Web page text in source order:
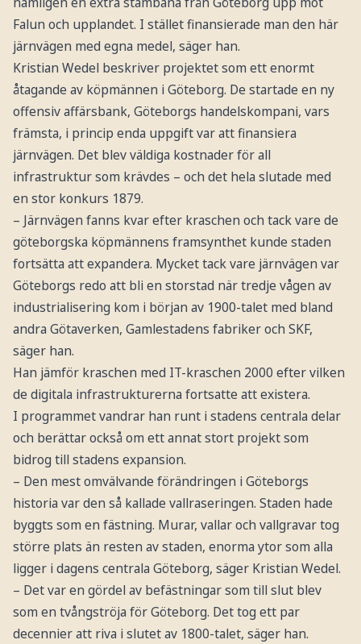
Falun och upplandet. I stället finansierade man den här
järnvägen med egna medel, säger han.
Kristian Wedel beskriver projektet som ett enormt
åtagande av köpmännen i Göteborg. De startade en ny
offensiv affärsbank, Göteborgs handelskompani, vars
främsta, i princip enda uppgift var att finansiera
järnvägen. Det blev väldiga kostnader för all
infrastruktur som krävdes – och det hela slutade med
en stor konkurs 1879.
– Järnvägen fanns kvar efter kraschen och tack vare de
göteborgska köpmännens framsynthet kunde staden
fortsätta att expandera. Mycket tack vare järnvägen var
Göteborgs redo att bli en storstad när tredje vågen av
industrialisering kom i början av 1900-talet med bland
andra Götaverken, Gamlestadens fabriker och SKF,
säger han.
Han jämför kraschen med IT-kraschen 2000 efter vilken
de digitala infrastrukturerna fortsatte att existera.
I programmet vandrar han runt i stadens centrala delar
och berättar också om ett annat stort projekt som
bidrog till stadens expansion.
– Den mest omvälvande förändringen i Göteborgs
historia var den så kallade vallraseringen. Staden hade
byggts som en fästning. Murar, vallar och vallgravar tog
större plats än resten av staden, enorma ytor som alla
ligger i dagens centrala Göteborg, säger Kristian Wedel.
– Det var en gördel av befästningar som till slut blev
som en tvångströja för Göteborg. Det tog ett par
decennier att riva i slutet av 1800-talet, säger han.